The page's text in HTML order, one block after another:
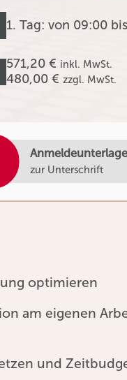
1. Tag: von 09:00
571,20 € inkl. MwSt.
480,00 € zzgl. MwSt.
optimieren
am eigenen
und
zur Unterschrift